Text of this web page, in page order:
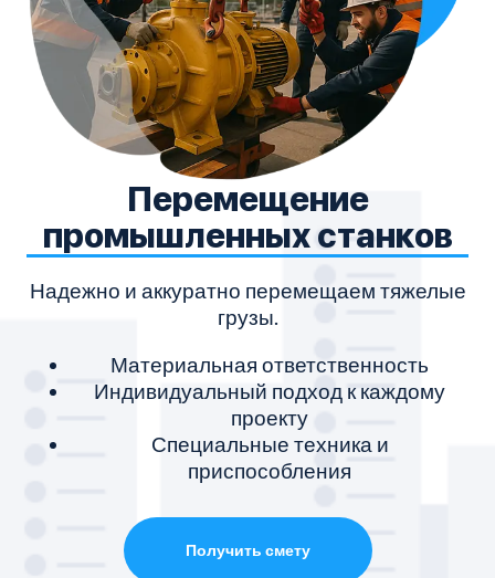
Перемещение
промышленных станков
Надежно и аккуратно перемещаем тяжелые
грузы.
Материальная ответственность
Индивидуальный подход к каждому
проекту
Специальные техника и
приспособления
Получить смету